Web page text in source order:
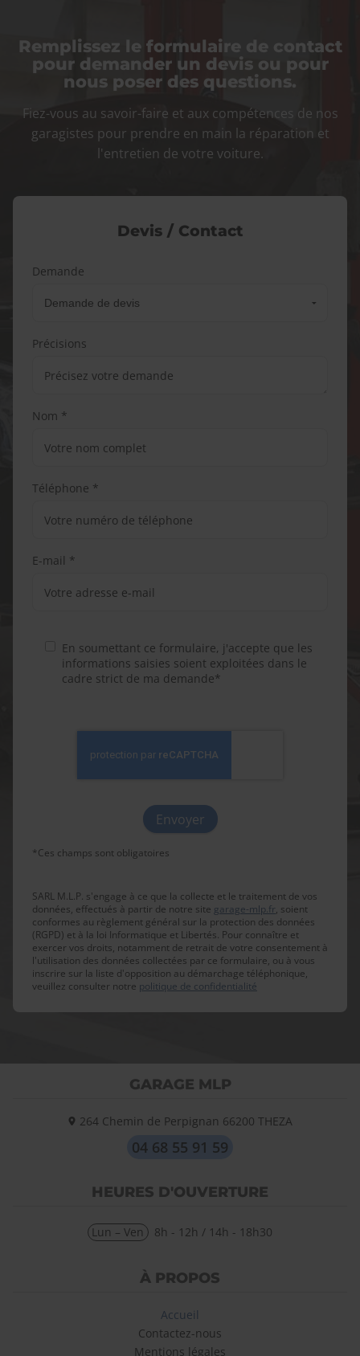
Remplissez le formulaire de contact
pour demander un devis ou pour
nous poser des questions.
Fiez-vous au savoir-faire et aux compétences de nos
garagistes pour prendre en main la réparation et
l'entretien de votre voiture.
Devis / Contact
Demande
Précisions
Nom *
Téléphone *
E-mail *
En soumettant ce formulaire, j'accepte que les
informations saisies soient exploitées dans le
cadre strict de ma demande*
*Ces champs sont obligatoires
SARL M.L.P. s'engage à ce que la collecte et le traitement de vos
données, effectués à partir de notre site garage-mlp.fr, soient
conformes au règlement général sur la protection des données
(RGPD) et à la loi Informatique et Libertés. Pour connaître et
exercer vos droits, notamment de retrait de votre consentement à
l'utilisation des données collectées par ce formulaire, ou à vous
inscrire sur la liste d'opposition au démarchage téléphonique,
veuillez consulter notre politique de confidentialité
GARAGE MLP
264 Chemin de Perpignan 66200 THEZA
04 68 55 91 59
HEURES D'OUVERTURE
Lun – Ven 8h - 12h / 14h - 18h30
À PROPOS
Accueil
Contactez-nous
Mentions légales